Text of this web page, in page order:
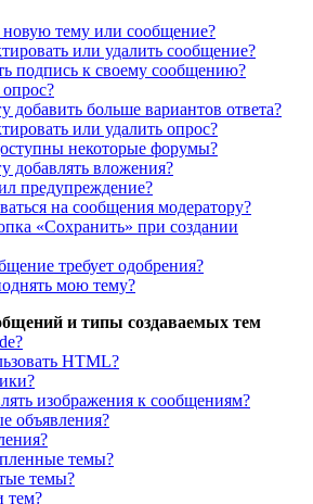
новую тему или сообщение?
или удалить сообщение?
подпись к своему сообщению?
добавить больше вариантов ответа?
или удалить опрос?
некоторые форумы?
добавлять вложения?
предупреждение?
на сообщения модератору?
«Сохранить» при создании
требует одобрения?
мою тему?
и типы создаваемых тем
HTML?
изображения к сообщениям?
объявления?
темы?
темы?
тем?